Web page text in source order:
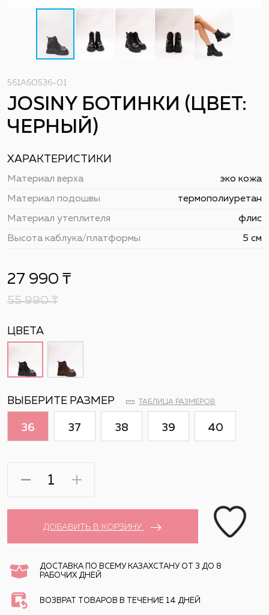
561A60536-01
JOSINY БОТИНКИ (ЦВЕТ:
ЧЕРНЫЙ)
ХАРАКТЕРИСТИКИ
Материал верха эко кожа
Материал подошвы термополиуретан
Материал утеплителя флис
Высота каблука/платформы 5 см
27 990 ₸
55 990₸
ЦВЕТА
ВЫБЕРИТЕ РАЗМЕР ТАБЛИЦА РАЗМЕРОВ
36 37 38 39 40
ДОБАВИТЬ В КОРЗИНУ
ДОСТАВКА ПО ВСЕМУ КАЗАХСТАНУ ОТ 3 ДО 8
РАБОЧИХ ДНЕЙ
ВОЗВРАТ ТОВАРОВ В ТЕЧЕНИЕ 14 ДНЕЙ